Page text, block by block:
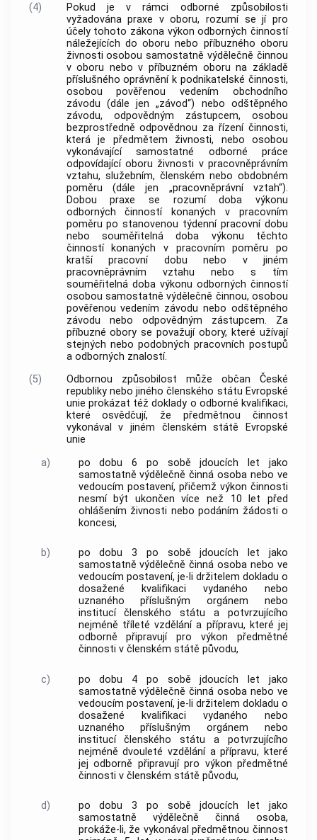
(4)
Pokud je v rámci odborné způsobilosti
vyžadována praxe v oboru, rozumí se jí pro
účely tohoto zákona výkon odborných činností
náležejících do oboru nebo příbuzného oboru
živnosti osobou samostatně výdělečně činnou
v oboru nebo v příbuzném oboru na základě
příslušného oprávnění k podnikatelské činnosti,
osobou pověřenou vedením obchodního
závodu (dále jen „závod“) nebo odštěpného
závodu, odpovědným zástupcem, osobou
bezprostředně odpovědnou za řízení činnosti,
která je předmětem živnosti, nebo osobou
vykonávající samostatné odborné práce
odpovídající oboru živnosti v pracovněprávním
vztahu, služebním, členském nebo obdobném
poměru (dále jen „pracovněprávní vztah“).
Dobou praxe se rozumí doba výkonu
odborných činností konaných v pracovním
poměru po stanovenou týdenní pracovní dobu
nebo souměřitelná doba výkonu těchto
činností konaných v pracovním poměru po
kratší pracovní dobu nebo v jiném
pracovněprávním vztahu nebo s tím
souměřitelná doba výkonu odborných činností
osobou samostatně výdělečně činnou, osobou
pověřenou vedením závodu nebo odštěpného
závodu nebo odpovědným zástupcem. Za
příbuzné obory se považují obory, které užívají
stejných nebo podobných pracovních postupů
a odborných znalostí.
(5)
Odbornou způsobilost může občan České
republiky nebo jiného členského státu Evropské
unie prokázat též doklady o odborné kvalifikaci,
které osvědčují, že předmětnou činnost
vykonával v jiném členském státě Evropské
unie
a)
po dobu 6 po sobě jdoucích let jako
samostatně výdělečně činná osoba nebo ve
vedoucím postavení, přičemž výkon činnosti
nesmí být ukončen více než 10 let před
ohlášením živnosti nebo podáním žádosti o
koncesi,
b)
po dobu 3 po sobě jdoucích let jako
samostatně výdělečně činná osoba nebo ve
vedoucím postavení, je-li držitelem dokladu o
dosažené kvalifikaci vydaného nebo
uznaného příslušným orgánem nebo
institucí členského státu a potvrzujícího
nejméně tříleté vzdělání a přípravu, které jej
odborně připravují pro výkon předmětné
činnosti v členském státě původu,
c)
po dobu 4 po sobě jdoucích let jako
samostatně výdělečně činná osoba nebo ve
vedoucím postavení, je-li držitelem dokladu o
dosažené kvalifikaci vydaného nebo
uznaného příslušným orgánem nebo
institucí členského státu a potvrzujícího
nejméně dvouleté vzdělání a přípravu, které
jej odborně připravují pro výkon předmětné
činnosti v členském státě původu,
d)
po dobu 3 po sobě jdoucích let jako
samostatně výdělečně činná osoba,
prokáže-li, že vykonával předmětnou činnost